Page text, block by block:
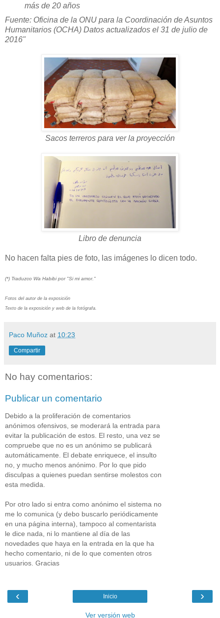
más de 20 años
Fuente: Oficina de la ONU para la Coordinación de Asuntos
Humanitarios (OCHA) Datos actualizados el 31 de julio de
2016"
Sacos terreros para ver la proyección
Libro de denuncia
No hacen falta pies de foto, las imágenes lo dicen todo.
(*) Traduzco Wa Habibi por "Si mi amor."
Fotos del autor de la exposición
Texto de la exposición y web de la fotógrafa.
Paco Muñoz at 10:23
Compartir
No hay comentarios:
Publicar un comentario
Debido a la proliferación de comentarios
anónimos ofensivos, se moderará la entrada para
evitar la publicación de estos. El resto, una vez se
compruebe que no es un anónimo se publicará
automáticamente. El debate enriquece, el insulto
no, y mucho menos anónimo. Por lo que pido
disculpas a quienes puedan sentirse molestos con
esta medida.
Por otro lado si entra como anónimo el sistema no
me lo comunica (y debo buscarlo periódicamente
en una página interna), tampoco al comentarista
le dice nada, ni lo mantiene al día de las
novedades que haya en la entrada en la que ha
hecho comentario, ni de lo que comenten otros
usuarios. Gracias
‹ ›
Inicio
Ver versión web